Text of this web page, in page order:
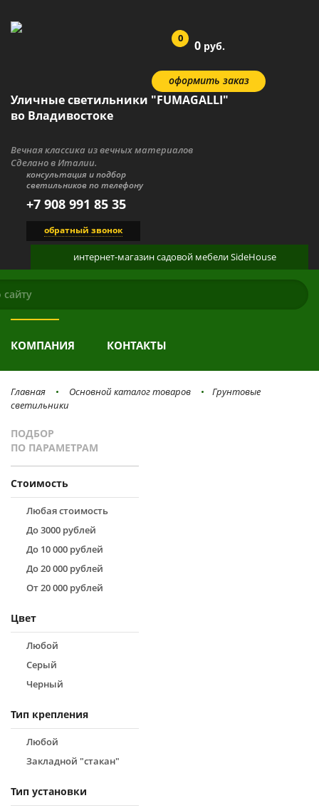
0 0 руб.
оформить заказ
Уличные светильники "FUMAGALLI"
во Владивостоке
Вечная классика из вечных материалов
Сделано в Италии.
консультация и подбор
светильников по телефону
+7 908 991 85 35
обратный звонок
интернет-магазинсадовой мебелиSideHouse
КАТАЛОГ
КОМПАНИЯ КОНТАКТЫ
Главная Основной каталог товаров
Грунтовые
светильники
ПОДБОР
ПО ПАРАМЕТРАМ
Стоимость
Любая стоимость
До 3000 рублей
До 10 000 рублей
До 20 000 рублей
От 20 000 рублей
Цвет
Любой
Серый
Черный
Тип крепления
Любой
Закладной "стакан"
Тип установки